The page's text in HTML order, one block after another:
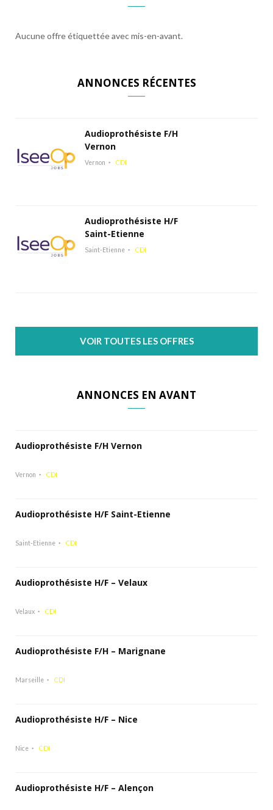
Aucune offre étiquettée avec mis-en-avant.
ANNONCES RÉCENTES
Audioprothésiste F/H
Vernon
Vernon CDI
Audioprothésiste H/F
Saint-Etienne
Saint-Etienne CDI
VOIR TOUTES LES OFFRES
ANNONCES EN AVANT
Audioprothésiste F/H Vernon
Vernon CDI
Audioprothésiste H/F Saint-Etienne
Saint-Etienne CDI
Audioprothésiste H/F – Velaux
Velaux CDI
Audioprothésiste F/H – Marignane
Marseille CDI
Audioprothésiste H/F – Nice
Nice CDI
Audioprothésiste H/F – Alençon